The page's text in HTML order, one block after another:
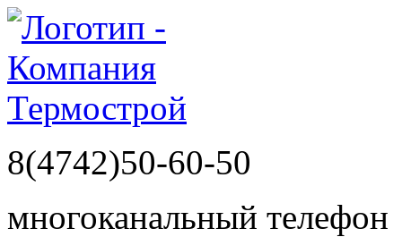
8(4742)50-60-50
многоканальный телефон